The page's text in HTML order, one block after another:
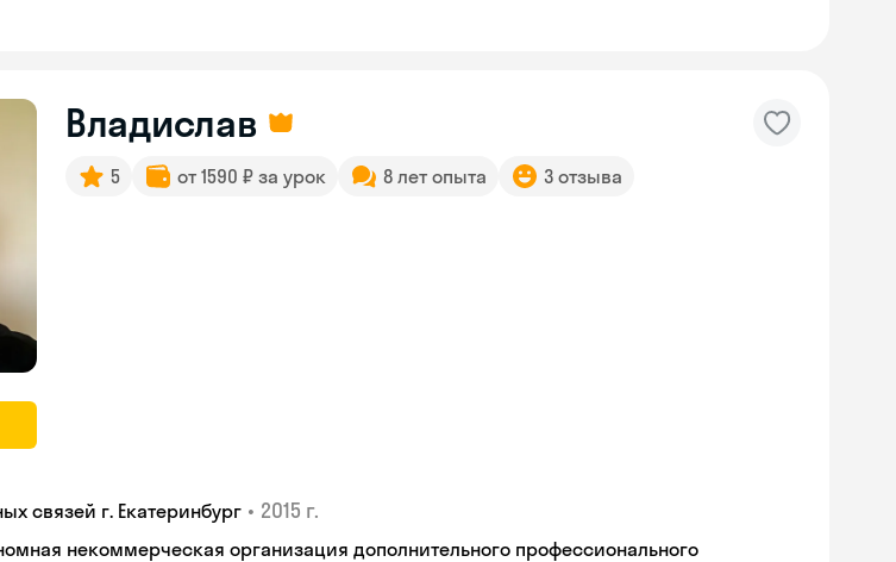
Владислав
5 от 1590 ₽ за урок 8 лет опыта 3 отзыва
связей г. Екатеринбург • 2015 г.
некоммерческая организация дополнительного профессионального